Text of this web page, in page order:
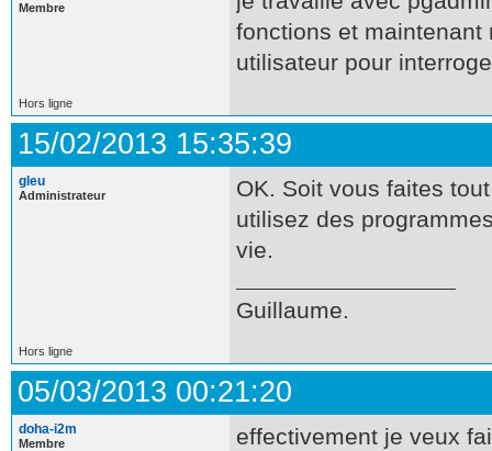
Membre
fonctions et maintenant
utilisateur pour
Hors ligne
15/02/2013 15:35:39
gleu
Administrateur
OK. Soit vous faites
utilisez des
vie.
Guillaume.
Hors ligne
05/03/2013 00:21:20
doha-i2m
Membre
effectivement je veux